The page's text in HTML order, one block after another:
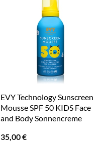
EVY Technology Sunscreen
Mousse SPF 50 KIDS Face
and Body Sonnencreme
35,00€